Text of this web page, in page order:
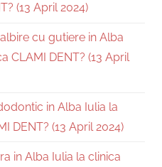
(13 April 2024)
cu gutiere in Alba
CLAMI DENT? (13 April
in Alba Iulia la
DENT? (13 April 2024)
in Alba Iulia la clinica